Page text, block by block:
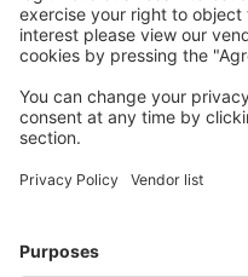
Lomamatkat
Majoitus
Lento+Hotelli
Hotellit
Kuljetukset